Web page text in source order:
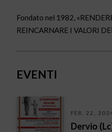
Fondato nel 1982,
REINCARNARE I VALORI
EVENTI
FEB. 22,
Dervio